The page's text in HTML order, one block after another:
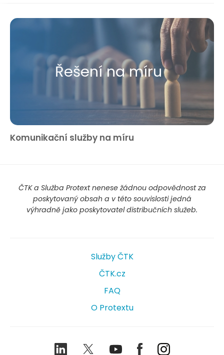
Řešení na míru
Komunikační služby na míru
ČTK a Služba Protext nenese žádnou odpovědnost za
poskytovaný obsah a v této souvislosti jedná
výhradně jako poskytovatel distribučních služeb.
Služby ČTK
ČTK.cz
FAQ
O Protextu
LinkedIn TwitterYoutubeFacebookInstagram